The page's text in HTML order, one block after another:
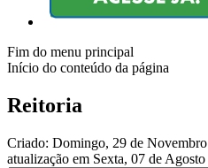
Fim do menu principal
Início do conteúdo da página
Reitoria
Criado: Domingo, 29 de
atualização em Sexta, 07 de